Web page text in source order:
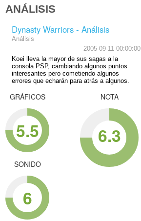
ANÁLISIS
Dynasty Warriors - Análisis
Análisis
2005-09-11 00:00:00
Koei lleva la mayor de sus sagas a la
consola PSP, cambiando algunos puntos
interesantes pero cometiendo algunos
errores que echarán para atrás a algunos.
GRÁFICOS
5.5
SONIDO
6
NOTA
6.3